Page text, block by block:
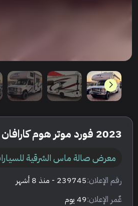
2023 فورد موتر هوم كارافان
معرض صالة ماس الشرقية
رقم الإعلان:239745 - منذ 8 أشهر
عٌمر الإعلان:49 يوم